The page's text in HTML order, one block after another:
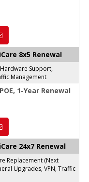
8x5 Renewal
Support,
Management
1-Year Renewal
24x7 Renewal
Replacement (Next
Upgrades, VPN, Traffic